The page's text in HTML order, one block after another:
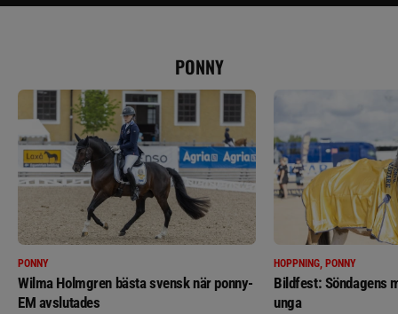
PONNY
PONNY
Wilma Holmgren bästa svensk när ponny-
EM avslutades
HOPPNING, PONNY
Bildfest: Söndagens
unga